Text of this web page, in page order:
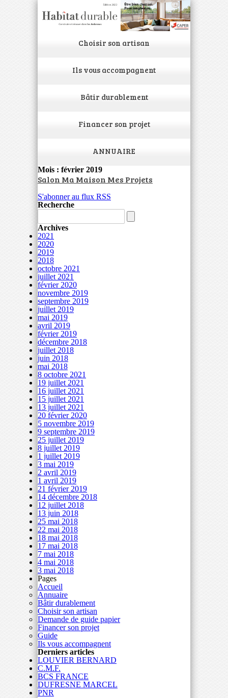
Choisir son artisan
Ils vous accompagnent
Bâtir durablement
Financer son projet
ANNUAIRE
Mois : février 2019
Salon Ma Maison Mes Projets
S'abonner au flux RSS
Recherche
Archives
2021
2020
2019
2018
octobre 2021
juillet 2021
février 2020
novembre 2019
septembre 2019
juillet 2019
mai 2019
avril 2019
février 2019
décembre 2018
juillet 2018
juin 2018
mai 2018
8 octobre 2021
19 juillet 2021
16 juillet 2021
15 juillet 2021
13 juillet 2021
20 février 2020
5 novembre 2019
9 septembre 2019
25 juillet 2019
8 juillet 2019
1 juillet 2019
3 mai 2019
2 avril 2019
1 avril 2019
21 février 2019
14 décembre 2018
12 juillet 2018
13 juin 2018
25 mai 2018
22 mai 2018
18 mai 2018
17 mai 2018
7 mai 2018
4 mai 2018
3 mai 2018
Pages
Accueil
Annuaire
Bâtir durablement
Choisir son artisan
Demande de guide papier
Financer son projet
Guide
Ils vous accompagnent
Derniers articles
LOUVIER BERNARD
C.M.F.
BCS FRANCE
DUFRESNE MARCEL
PNR